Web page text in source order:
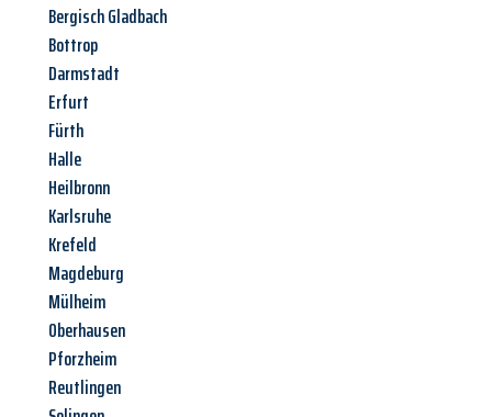
Bergisch Gladbach
Bottrop
Darmstadt
Erfurt
Fürth
Halle
Heilbronn
Karlsruhe
Krefeld
Magdeburg
Mülheim
Oberhausen
Pforzheim
Reutlingen